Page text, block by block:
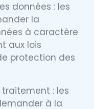
données : les
la
à caractère
aux lois
protection des
: les
à la